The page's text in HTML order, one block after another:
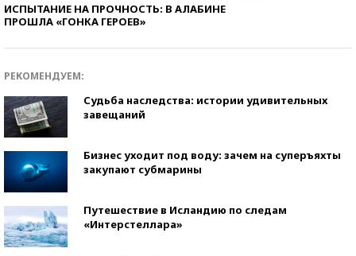
ИСПЫТАНИЕ НА ПРОЧНОСТЬ: В АЛАБИНЕ
ПРОШЛА «ГОНКА ГЕРОЕВ»
РЕКОМЕНДУЕМ:
Судьба наследства: истории удивительных
завещаний
Бизнес уходит под воду: зачем на суперъяхты
закупают субмарины
Путешествие в Исландию по следам
«Интерстеллара»